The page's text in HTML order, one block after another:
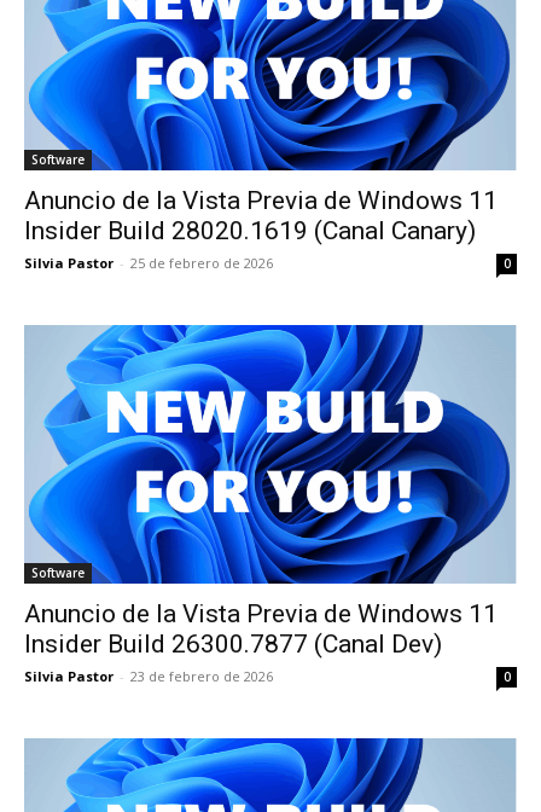
Software
Anuncio de la Vista Previa de Windows 11
Insider Build 28020.1619 (Canal Canary)
Silvia Pastor - 25 de febrero de 2026 0
Software
Anuncio de la Vista Previa de Windows 11
Insider Build 26300.7877 (Canal Dev)
Silvia Pastor - 23 de febrero de 2026 0